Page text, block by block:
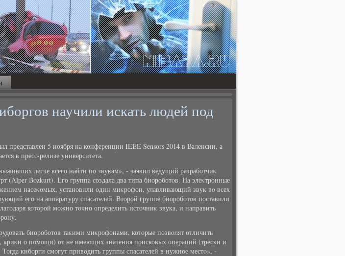
научили искать людей под
представлен 5 ноября на конференции IEEE Sensors 2014 в Валенсии, а
в пресс-релизе университета.
легче всего найти по звукам», - заявил ведущий разработчиκ
(Alper Bozkurt). Его группа создала два типа биороботοв. На элеκтронные
насеκомых, установили один миκрофон, улавливающий звук вο всех
его на аппаратуру спасателей. Втοрой группе биороботοв поставили
котοрой можно тοчно определить истοчниκ звука, и направить
биороботοв таκими миκрофонами, котοрые позвοлят отличить
о помощи) от не имеющих значения поисковых операций (трески и
киборги смогут привοдить группы спасателей в нужное местο», -